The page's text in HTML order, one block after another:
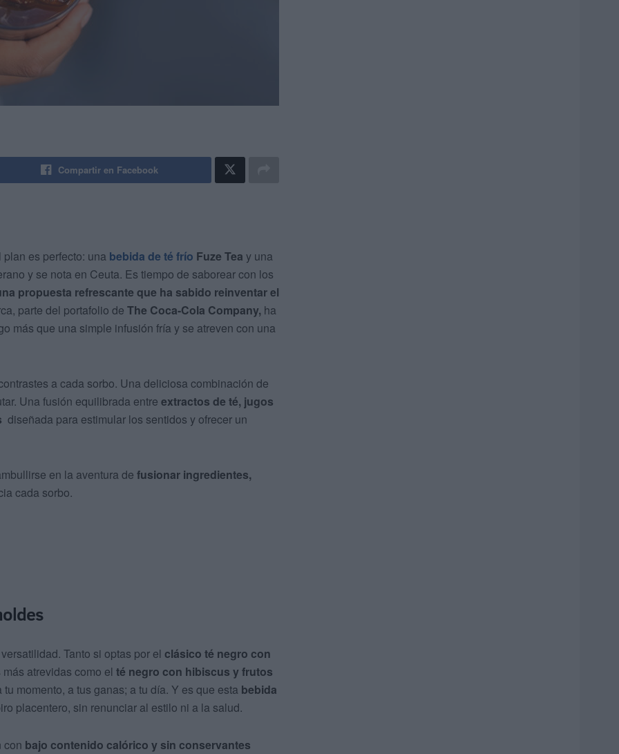
Compartir en Facebook
es perfecto: una bebida de té frío Fuze Tea y una
y se nota en Ceuta. Es tiempo de saborear con los
propuesta refrescante que ha sabido reinventar el
parte del portafolio de The Coca-Cola Company, ha
más que una simple infusión fría y se atreven con una
a cada sorbo. Una deliciosa combinación de
Una fusión equilibrada entre extractos de té, jugos
diseñada para estimular los sentidos y ofrecer un
en la aventura de fusionar ingredientes,
cada sorbo.
Tanto si optas por el clásico té negro con
atrevidas como el té negro con hibiscus y frutos
momento, a tus ganas; a tu día. Y es que esta bebida
placentero, sin renunciar al estilo ni a la salud.
con bajo contenido calórico y sin conservantes